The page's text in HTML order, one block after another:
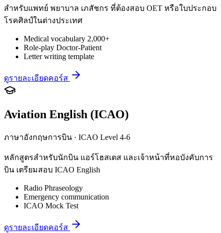
สำหรับแพทย์ พยาบาล เภสัชกร ที่ต้องสอบ OET หรือใบประกอบ
โรคศิลป์ในต่างประเทศ
Medical vocabulary 2,000+
Role-play Doctor-Patient
Letter writing template
ดูรายละเอียดคอร์ส
Aviation English (ICAO)
ภาษาอังกฤษการบิน · ICAO Level 4-6
หลักสูตรสำหรับนักบิน แอร์โฮสเตส และเจ้าหน้าที่หอบังคับการ
บิน เตรียมสอบ ICAO English
Radio Phraseology
Emergency communication
ICAO Mock Test
ดูรายละเอียดคอร์ส